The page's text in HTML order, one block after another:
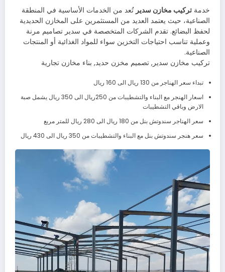
خدمة تركيب مخازن سدير تُعد من الخدمات الأساسية في المنطقة
الصناعية، حيث يعتمد العديد من المستثمرين على المخازن الحديدية
لحفظ البضائع. تقدم الشركات المتخصصة في سدير تصاميم مرنة
وعملية تناسب احتياجات التخزين سواء للمواد الغذائية أو المنتجات
الصناعية.
تركيب مخازن سدير, تصميم مخزن حديد, بناء مخازن تجارية
تبداء سعر الهناجر من 130 ريال الى 160 ريال
اسعار الهنجر مع البناء والتشطيبات من 250ريال الى 350 ريال يشمل صبة
الارض وباقي التشطيبات
سعر الهناجر سندوتش بنل من 180 ريال الى 280 ريال للمتر مربع
سعر هنجر سندوتش بنل مع البناء والتشطيبات من 350 ريال الى 430 ريال